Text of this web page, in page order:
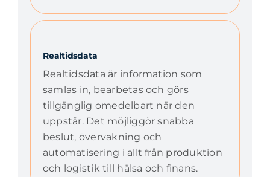
Realtidsdata
Realtidsdata är information som
samlas in, bearbetas och görs
tillgänglig omedelbart när den
uppstår. Det möjliggör snabba
beslut, övervakning och
automatisering i allt från produktion
och logistik till hälsa och finans.